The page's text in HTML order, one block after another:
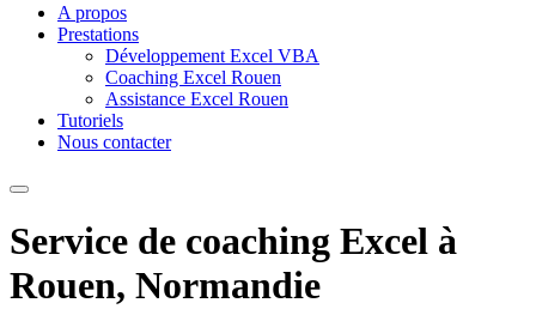
A propos
Prestations
Développement Excel VBA
Coaching Excel Rouen
Assistance Excel Rouen
Tutoriels
Nous contacter
Service de coaching Excel à
Rouen, Normandie